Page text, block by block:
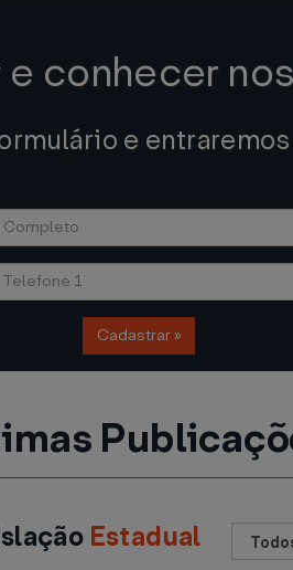
e conhecer
e
Cadastrar »
Estadual